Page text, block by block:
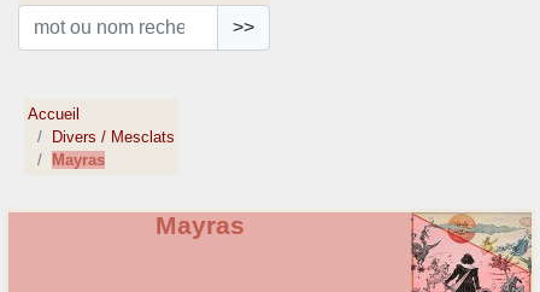
>>
Accueil
Divers / Mesclats
Mayras
Mayras